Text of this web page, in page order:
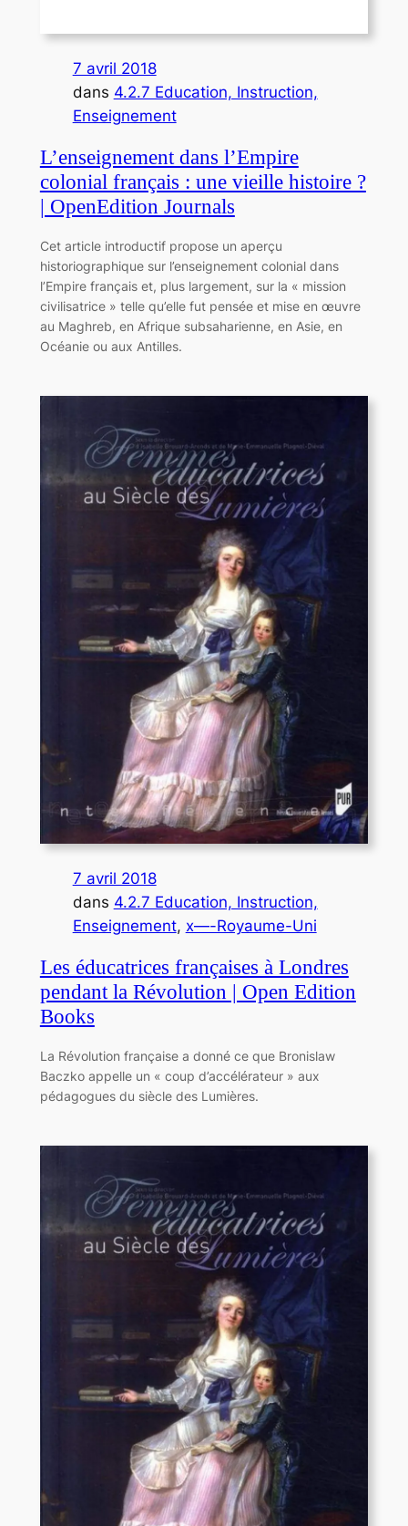
7 avril 2018
dans 4.2.7 Education, Instruction,
Enseignement
L’enseignement dans l’Empire
colonial français : une vieille histoire ?
| OpenEdition Journals
Cet article introductif propose un aperçu
historiographique sur l’enseignement colonial dans
l’Empire français et, plus largement, sur la « mission
civilisatrice » telle qu’elle fut pensée et mise en œuvre
au Maghreb, en Afrique subsaharienne, en Asie, en
Océanie ou aux Antilles.
7 avril 2018
dans 4.2.7 Education, Instruction,
Enseignement, x—-Royaume-Uni
Les éducatrices françaises à Londres
pendant la Révolution | Open Edition
Books
La Révolution française a donné ce que Bronislaw
Baczko appelle un « coup d’accélérateur » aux
pédagogues du siècle des Lumières.